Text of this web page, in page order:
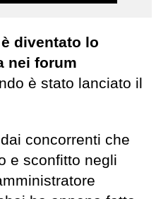
è diventato lo
nei forum
è stato lanciato il
concorrenti che
e sconfitto negli